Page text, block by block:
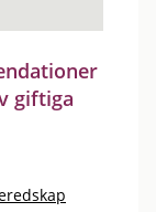
giftiga